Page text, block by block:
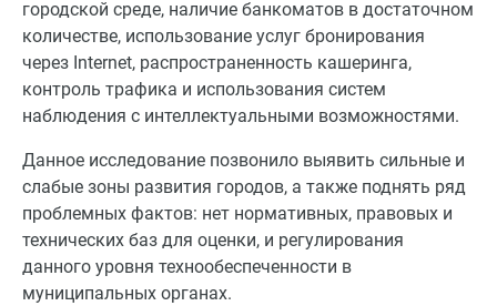
городской среде, наличие банкоматов в достаточном
количестве, использование услуг бронирования
через Internet, распространенность кашеринга,
контроль трафика и использования систем
наблюдения с интеллектуальными возможностями.
Данное исследование позвонило выявить сильные и
слабые зоны развития городов, а также поднять ряд
проблемных фактов: нет нормативных, правовых и
технических баз для оценки, и регулирования
данного уровня технообеспеченности в
муниципальных органах.